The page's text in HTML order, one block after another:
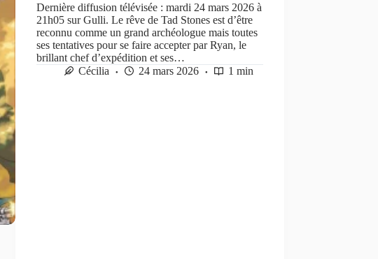
Dernière diffusion télévisée : mardi 24 mars 2026 à
21h05 sur Gulli. Le rêve de Tad Stones est d’être
reconnu comme un grand archéologue mais toutes
ses tentatives pour se faire accepter par Ryan, le
brillant chef d’expédition et ses…
Cécilia
24 mars 2026 1 min